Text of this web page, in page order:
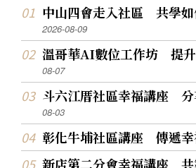
中山四會走入社區 共學如
2026-08-09
溫哥華AI數位工作坊 提
08-07
斗六江厝社區幸福講座
08-03
彰化牛埔社區講座 傳遞
新店第二分會幸福講座